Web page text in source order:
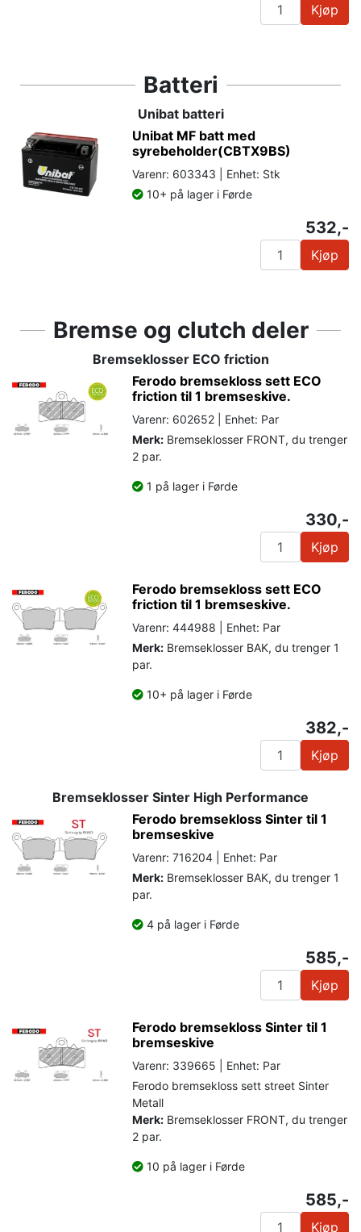
Kjøp
Batteri
Unibat batteri
Unibat MF batt med
syrebeholder(CBTX9BS)
Varenr: 603343 | Enhet: Stk
10+ på lager i Førde
532,-
Kjøp
Bremse og clutch deler
Bremseklosser ECO friction
Ferodo bremsekloss sett ECO
friction til 1 bremseskive.
Varenr: 602652 | Enhet: Par
Merk: Bremseklosser FRONT, du trenger
2 par.
1 på lager i Førde
330,-
Kjøp
Ferodo bremsekloss sett ECO
friction til 1 bremseskive.
Varenr: 444988 | Enhet: Par
Merk: Bremseklosser BAK, du trenger 1
par.
10+ på lager i Førde
382,-
Kjøp
Bremseklosser Sinter High Performance
Ferodo bremsekloss Sinter til 1
bremseskive
Varenr: 716204 | Enhet: Par
Merk: Bremseklosser BAK, du trenger 1
par.
4 på lager i Førde
585,-
Kjøp
Ferodo bremsekloss Sinter til 1
bremseskive
Varenr: 339665 | Enhet: Par
Ferodo bremsekloss sett street Sinter
Metall
Merk: Bremseklosser FRONT, du trenger
2 par.
10 på lager i Førde
585,-
Kjøp